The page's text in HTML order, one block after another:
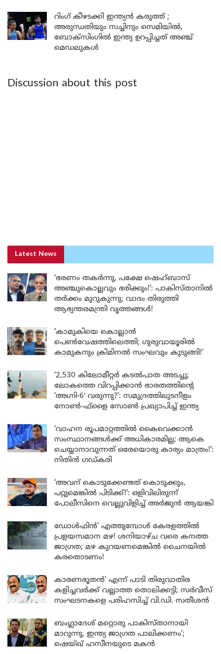
റിംഗ് കീഴടക്കി ഇന്ത്യൻ കരുത്ത് ;
അരുന്ധതിയും സച്ചിനും സെമിയിൽ,
ബോക്സിംഗിൽ ഇന്ത്യ ഉറപ്പിച്ചത് അഞ്ച്
മെഡലുകൾ
Discussion about this post
Latest News
‘ഭരണം തകർന്നു, പക്ഷേ ഷെഹ്ബാസ്
അഞ്ചുകൊല്ലവും ഭരിക്കും!’: പാകിസ്താനിൽ
തർക്കം മുറുകുന്നു; വാദം തിരുത്തി
ആഭ്യന്തരമന്ത്രി വൃത്തങ്ങൾ!
‘കാമുകിയെ കൊല്ലാൻ
പെൺവേഷത്തിലെത്തി; ഗുരുവായൂരിൽ
കാമുകനും ക്രിമിനൽ സംഘവും കുടുങ്ങി!’
‘2,530 കിലോമീറ്റർ കടൽപാത അടച്ചു;
ലോകത്തെ വിറപ്പിക്കാൻ ഭാരതത്തിന്റെ
‘അഗ്നി-6′ വരുന്നു?’: സമുദ്രത്തിലുടനീളം
നോൺ-ഫ്ളൈ സോൺ പ്രഖ്യാപിച്ച് ഇന്ത്യ
‘വാഹന രൂപമാറ്റത്തിൽ കൈവെക്കാൻ
സംസ്ഥാനങ്ങൾക്ക് അധികാരമില്ല; ആകെ
ചെയ്യാനാവുന്നത് ഒരേയൊരു കാര്യം മാത്രം!’:
നിതിൻ ഗഡ്കരി
‘അവന് കൊടുക്കേണ്ടത് കൊടുക്കും,
പറ്റുമെങ്കിൽ പിടിക്ക്!’: ഒളിവിലിരുന്ന്
പോലീസിനെ വെല്ലുവിളിച്ച് അർജുൻ ആയങ്കി
ഡോൾഫിൻ’ എത്തുമ്പോൾ കേരളത്തിൽ
പ്രളയസമാന മഴ! ശനിയാഴ്ച വരെ കനത്ത
ജാഗ്രത; മഴ കുറയണമെങ്കിൽ ചൈനയിൽ
കരതൊടണം!
കാരണഭൂതൻ’ എന്ന് പാടി തിരുവാതിര
കളിച്ചവർക്ക് വല്ലാത്ത തൊലിക്കട്ടി; സർവീസ്
സംഘടനകളെ പരിഹസിച്ച് വി.ഡി. സതീശൻ
ബംഗ്ലാദേശ് മറ്റൊരു പാകിസ്താനായി
മാറുന്നു, ഇന്ത്യ ജാഗ്രത പാലിക്കണം’;
ഷെയ്ഖ് ഹസീനയുടെ മകൻ